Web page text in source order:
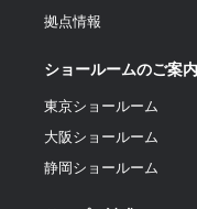
拠点情報
ショールームのご案内
東京ショールーム
大阪ショールーム
静岡ショールーム